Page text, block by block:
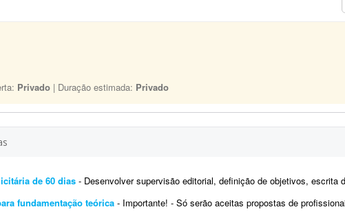
Privado | Duração estimada: Privado
de 60 dias - Desenvolver supervisão editorial, definição de objetivos, escrita de títulos e blocos de texto e definição
fundamentação teórica - Importante! - Só serão aceitas propostas de profissionais formados e com publicações no